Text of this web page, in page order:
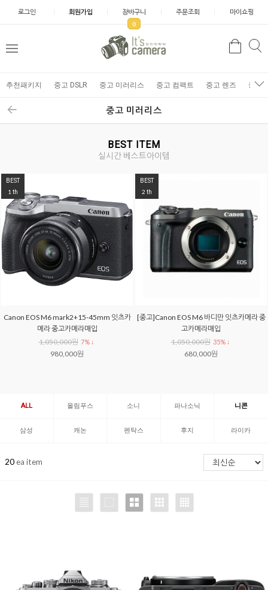
로그인 회원가입 장바구니
0
주문조회 마이쇼핑
추천패키지 중고 DSLR 중고 미러리스 중고 컴팩트 중고 렌즈 중고
중고 미러리스
BEST ITEM
실시간 베스트아이템
BEST
1 th
Canon EOS M6 mark2+15-45mm 잇츠카
메라 중고카메라매입
1,050,000원 7% ↓
980,000원
BEST
2 th
[중고]Canon EOS M6 바디만 잇츠카메라 중
고카메라매입
1,050,000원 35% ↓
680,000원
ALL 올림푸스 소니 파나소닉 니콘
삼성 캐논 펜탁스 후지 라이카
20ea item